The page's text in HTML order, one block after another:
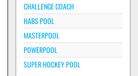
CHALLENGE COACH
HABS POOL
MASTERPOOL
POWERPOOL
SUPER HOCKEY POOL